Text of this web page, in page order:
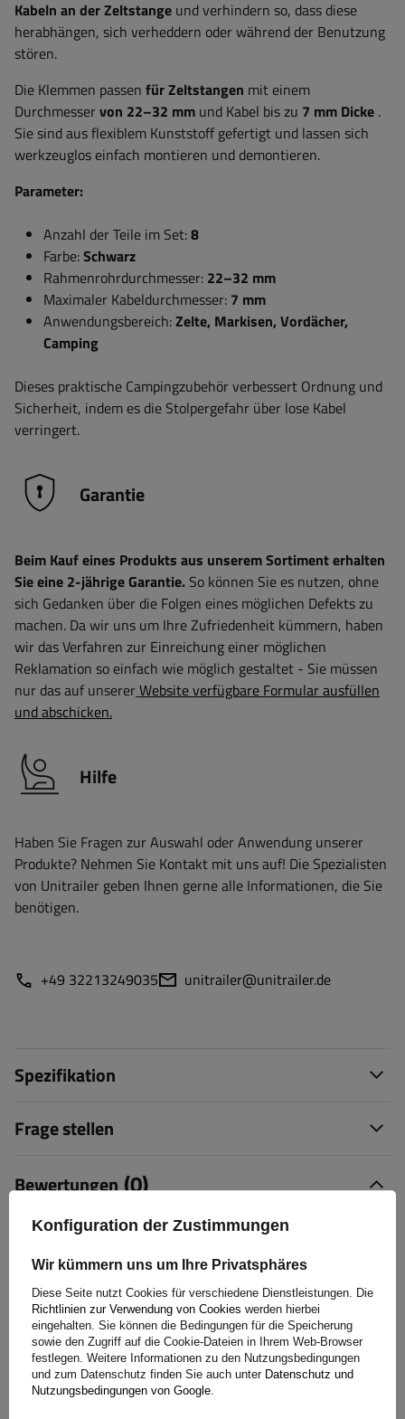
Kabeln an der Zeltstange und verhindern so, dass diese
herabhängen, sich verheddern oder während der Benutzung
stören.
Die Klemmen passen für Zeltstangen mit einem
Durchmesservon 22–32 mm und Kabel bis zu 7 mm Dicke .
Sie sind aus flexiblem Kunststoff gefertigt und lassen sich
werkzeuglos einfach montieren und demontieren.
Parameter:
Anzahl der Teile im Set:8
Farbe:Schwarz
Rahmenrohrdurchmesser: 22–32 mm
Maximaler Kabeldurchmesser: 7 mm
Anwendungsbereich:Zelte, Markisen, Vordächer,
Camping
Dieses praktische Campingzubehör verbessert Ordnung und
Sicherheit, indem es die Stolpergefahr über lose Kabel
verringert.
Garantie
Beim Kauf eines Produkts aus unserem Sortiment erhalten
Sie eine 2-jährige Garantie. So können Sie es nutzen, ohne
sich Gedanken über die Folgen eines möglichen Defekts zu
machen. Da wir uns um Ihre Zufriedenheit kümmern, haben
wir das Verfahren zur Einreichung einer möglichen
Reklamation so einfach wie möglich gestaltet - Sie müssen
nur das auf unsererWebsite verfügbare Formular ausfüllen
und abschicken.
Hilfe
Haben Sie Fragen zur Auswahl oder Anwendung unserer
Produkte? Nehmen Sie Kontakt mit uns auf! Die Spezialisten
von Unitrailer geben Ihnen gerne alle Informationen, die Sie
benötigen.
+49 32213249035 unitrailer@unitrailer.de
Spezifikation
Frage stellen
Bewertungen(0)
Ihre Bewertung:
5/5
Inhalt Ihrer Bewertung
Konfiguration der Zustimmungen
Wir kümmern uns um Ihre Privatsphäres
Diese Seite nutzt Cookies für verschiedene Dienstleistungen. Die
Richtlinien zur Verwendung von Cookies werden hierbei
eingehalten. Sie können die Bedingungen für die Speicherung
sowie den Zugriff auf die Cookie-Dateien in Ihrem Web-Browser
festlegen. Weitere Informationen zu den Nutzungsbedingungen
und zum Datenschutz finden Sie auch unter Datenschutz und
Nutzungsbedingungen von Google.